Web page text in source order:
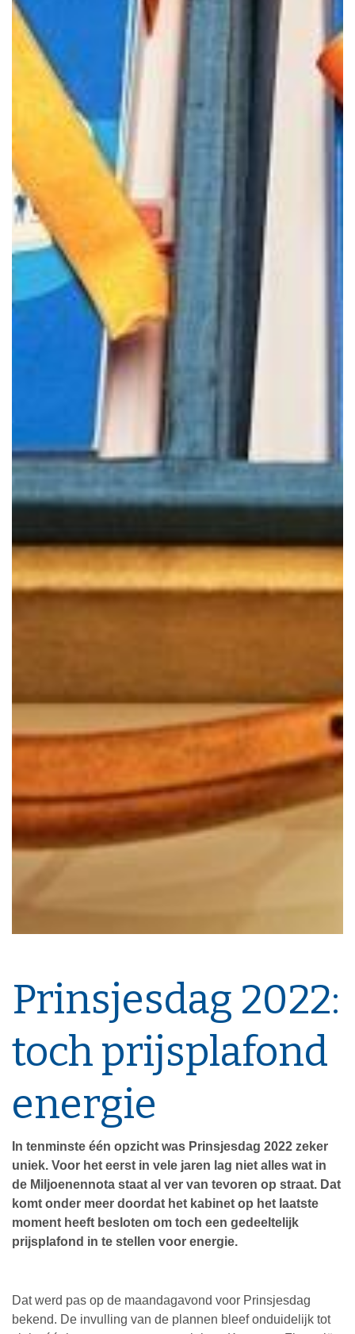
Prinsjesdag 2022:
toch prijsplafond
energie
In tenminste één opzicht was Prinsjesdag 2022 zeker
uniek. Voor het eerst in vele jaren lag niet alles wat in
de Miljoenennota staat al ver van tevoren op straat. Dat
komt onder meer doordat het kabinet op het laatste
moment heeft besloten om toch een gedeeltelijk
prijsplafond in te stellen voor energie.
Dat werd pas op de maandagavond voor Prinsjesdag
bekend. De invulling van de plannen bleef onduidelijk tot